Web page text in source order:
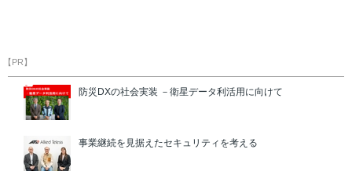
【PR】
防災DXの社会実装 －衛星データ利活用に向けて
事業継続を見据えたセキュリティを考える